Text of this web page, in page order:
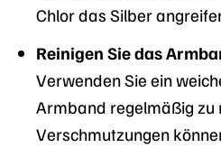
Chlor das Silber
Reinigen Sie das
Verwenden Sie ein
Armband regelmäßig zu
Verschmutzungen